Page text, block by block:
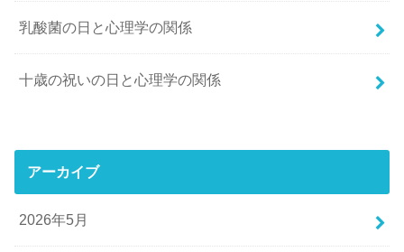
乳酸菌の日と心理学の関係
十歳の祝いの日と心理学の関係
アーカイブ
2026年5月